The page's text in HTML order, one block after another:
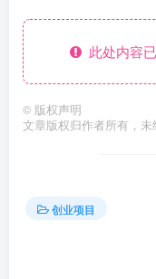
此处内容已
© 版权声明
文章版权归作者所有，未
创业项目